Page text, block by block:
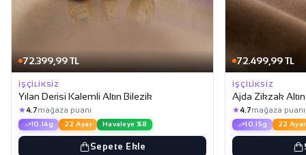
72.399,99 TL
İŞÇILIKSIZ
Yılan Derisi Kalemli Altın Bilezik
★4.7mağaza puanı
10.14g 22 Ayar Havaleye %8
Sepete Ekle
72.499,99 TL
İŞÇILIKSIZ
Ajda Zikzak
★4.7mağaza puanı
10.15g 22 Ayar